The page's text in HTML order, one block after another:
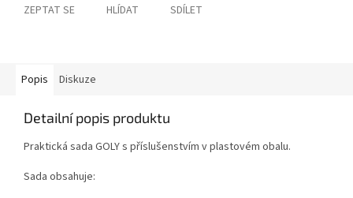
ZEPTAT SE HLÍDAT SDÍLET
Popis Diskuze
Detailní popis produktu
Praktická sada GOLY s příslušenstvím v plastovém obalu.
Sada obsahuje: